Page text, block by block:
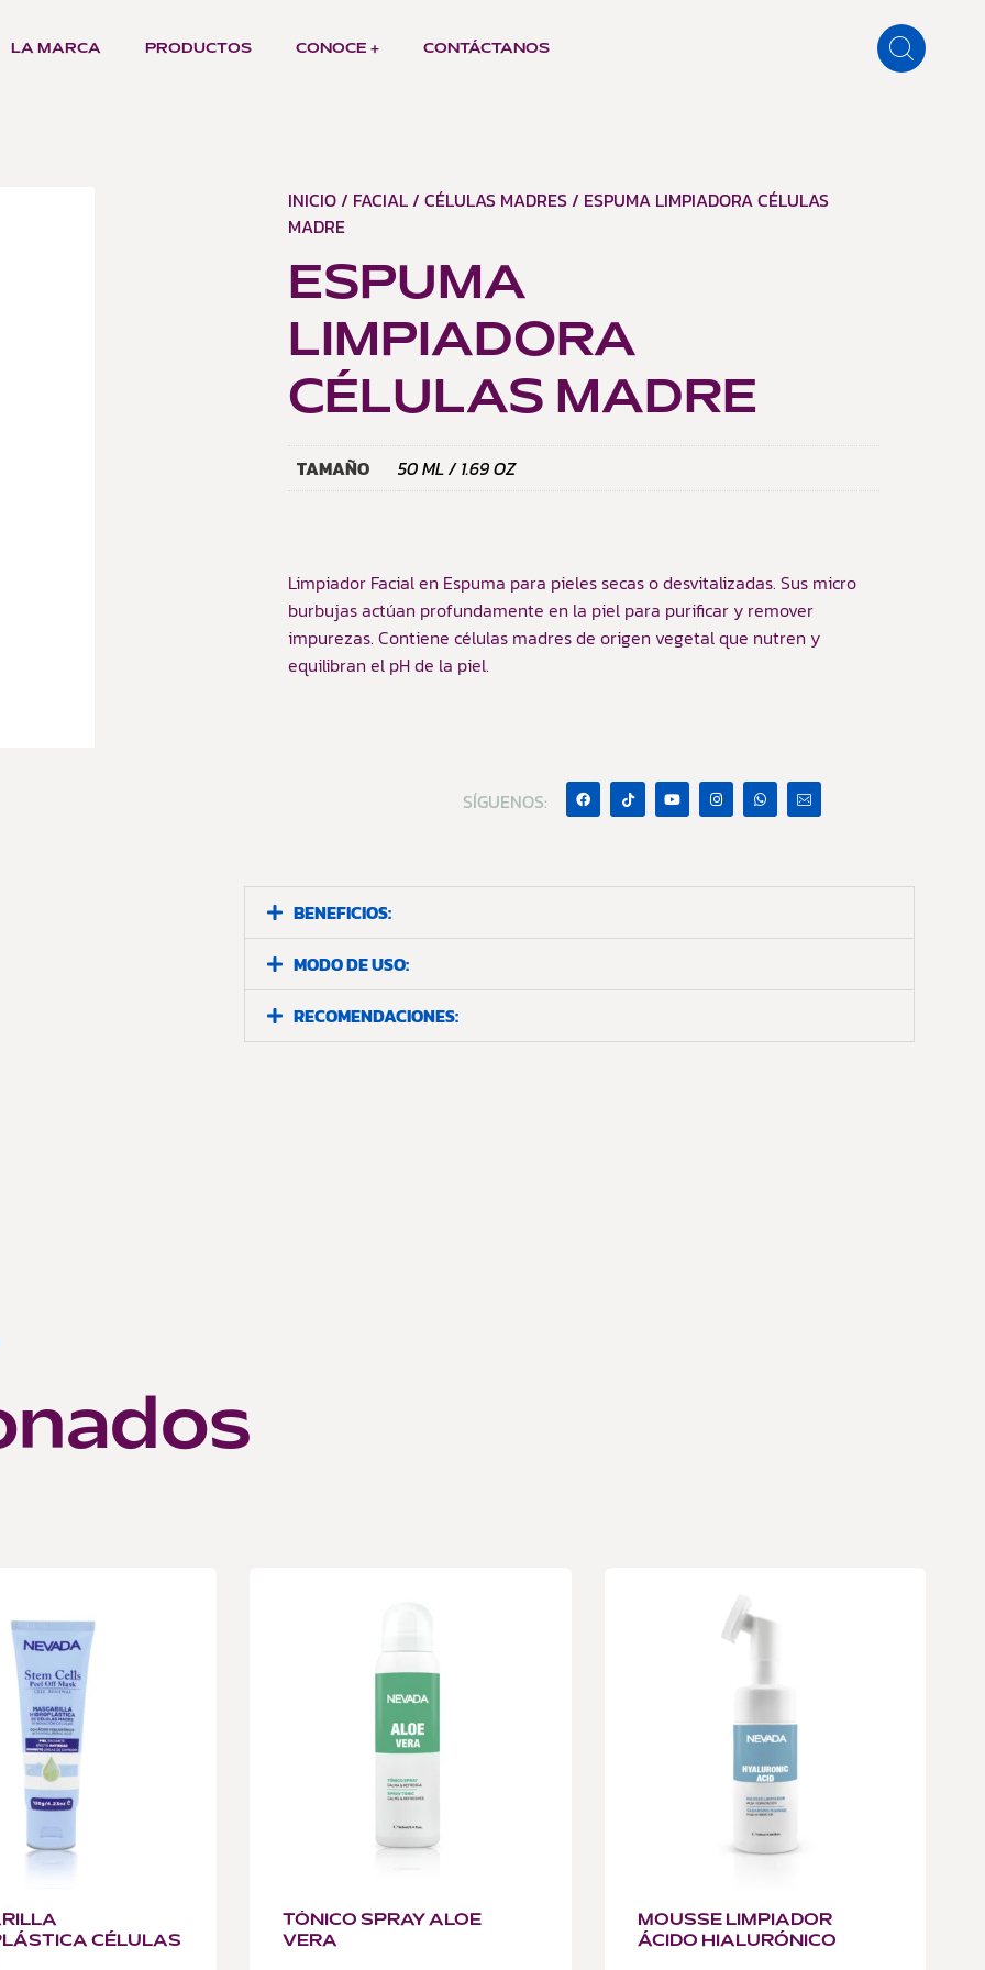
LA MARCA PRODUCTOS CONOCE + CONTÁCTANOS
INICIO/ FACIAL/ CÉLULAS MADRES/ ESPUMA LIMPIADORA CÉLULAS
MADRE
ESPUMA
LIMPIADORA
CÉLULAS MADRE
TAMAÑO 50 ML / 1.69 OZ
Limpiador Facial en Espuma para pieles secas o desvitalizadas. Sus micro
burbujas actúan profundamente en la piel para purificar y remover
impurezas. Contiene células madres de origen vegetal que nutren y
equilibran el pH de la piel.
SÍGUENOS:
BENEFICIOS:
MODO DE USO:
RECOMENDACIONES:
CÉLULAS
TÓNICO SPRAY ALOE
VERA
MOUSSE LIMPIADOR
ÁCIDO HIALURÓNICO